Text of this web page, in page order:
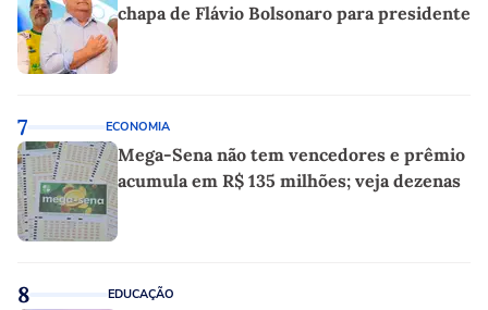
chapa de Flávio Bolsonaro para presidente
7 ECONOMIA
Mega-Sena não tem vencedores e prêmio
acumula em R$ 135 milhões; veja dezenas
8 EDUCAÇÃO